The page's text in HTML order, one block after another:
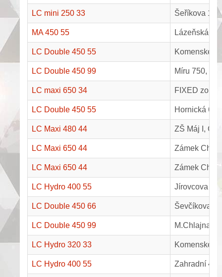
LC mini 250 33 Šeříkova
MA 450 55 Lázeňská
LC Double 450 55
LC Double 450 99 Míru 750,
LC maxi 650 34 FIXED
LC Double 450 55 Hornická
LC Maxi 480 44 ZŠ Máj I,
LC Maxi 650 44 Zámek
LC Maxi 650 44 Zámek
LC Hydro 400 55 Jírovcova
LC Double 450 66 Ševčíkova
LC Double 450 99 M.Chlajna
LC Hydro 320 33
LC Hydro 400 55 Zahradní